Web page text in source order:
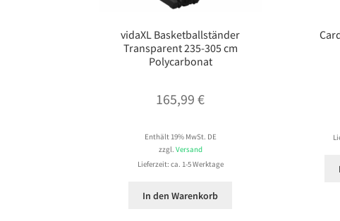
vidaXL Basketballständer
Transparent 235-305 cm
Polycarbonat
165,99€
Enthält 19% MwSt. DE
zzgl. Versand
Lieferzeit: ca. 1-5 Werktage
In den Warenkorb